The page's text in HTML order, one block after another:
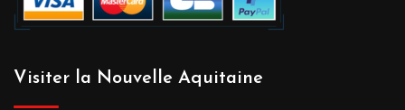
Visiter la Nouvelle Aquitaine